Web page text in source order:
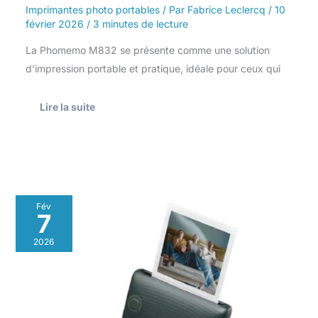
Imprimantes photo portables/ Par Fabrice Leclercq / 10
février 2026 / 3 minutes de lecture
La Phomemo M832 se présente comme une solution
d’impression portable et pratique, idéale pour ceux qui
Lire la suite
Fév
7
2026
Test
de
l’imprimante
photo
pour